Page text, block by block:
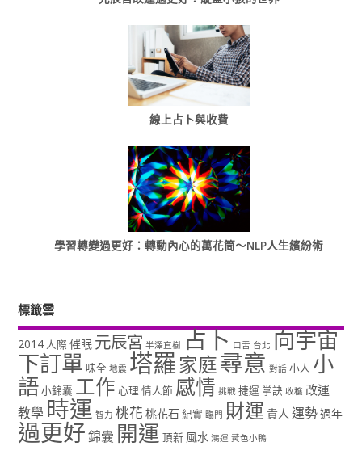
線上占卜與收費
學習轉變過更好：轉動內心的萬花筒～NLP人生繽紛術
標籤雲
2014 人際 催眠 元辰宮 半澤直樹 占卜 口舌 台北 向宇宙
下訂單 味全 地震 塔羅家庭尋意 對話 小人 小
語小錦囊 工作 心理 情人節 感情 挑戰 捷運 掌訣 收穫 改運
教學 時運 智力 桃花 桃花石 紀實 臨門 財運 貴人 運勢過年
過更好錦囊 開運 頂新 風水 鴻運 黃色小鴨